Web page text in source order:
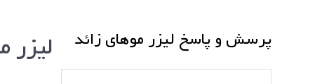
پرسش و پاسخ لیزر موهای زائد ليزر